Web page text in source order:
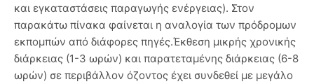
και εγκαταστάσεις παραγωγής ενέργειας). Στον
παρακάτω πίνακα φαίνεται η αναλογία των πρόδρομων
εκπομπών από διάφορες πηγές.Έκθεση μικρής χρονικής
διάρκειας (1-3 ωρών) και παρατεταμένης διάρκειας (6-8
ωρών) σε περιβάλλον όζοντος έχει συνδεθεί με μεγάλο